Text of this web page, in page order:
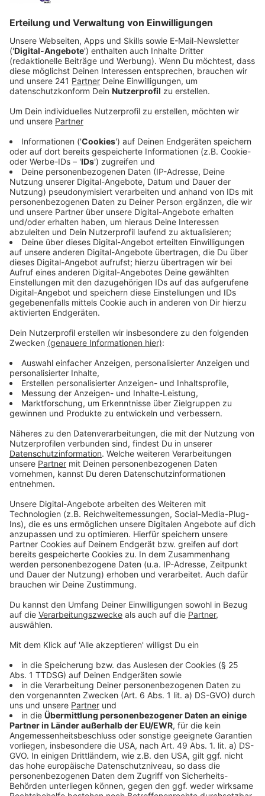
In der Stadtbibliothek in Wiesdorf eröffnet am
Mittwoch wieder die Saatgutbibliothek. Nach dem
erfolgreichen Auftakt im vergangenen Jahr können
fünf Saatguttüten ausleihen. Das Ganze funktioniert
nach dem Prinzip “Geben und Nehmen”, aus der Ernte
soll neues Saatgut gewonnen werden, das ihr der
Bibliothek zurückgeben könnt.
Anzeige
Aktionstag am Mittwoch
Anzeige
Zur Eröffnung gibt es von der Stadt einen
Aktionsnachmittag für Familien. Von 14 bis 18 Uhr
werden verschiedene Aktionen angeboten. Die AVEA
über nachhaltige Arbeit und geben Tipps und Tricks
für Kinder – die können zum Beispiel ein Mini-
Gewächshaus zum Mit-Nach-Hause-Nehmen bauen.
Anzeige
Weitere Meldungen aus Leverkusen
Anzeige
Warnstreiks in Leverkusen: Wupsi und Klinikum
betroffen
Ideen sammeln für neues Businessquartier in Wiesdorf
ADAC Bilanz: So viele Pannen gab es 2024 in
Leverkusen
Anzeige
Anzeige